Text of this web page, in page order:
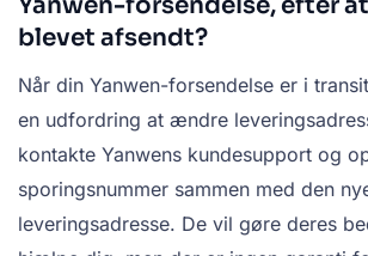
blevet afsendt?
Når din Yanwen-forsendelse er i
en udfordring at ændre
kontakte Yanwens kundesupport og
sporingsnummer sammen med den
leveringsadresse. De vil gøre deres